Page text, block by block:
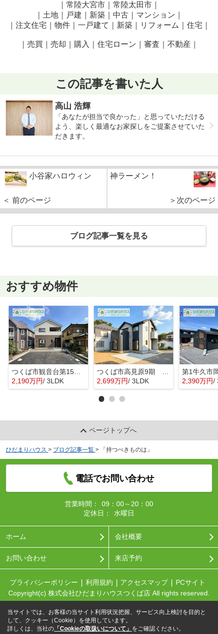
｜常陸大宮市｜常陸太田市｜
｜土地｜戸建｜新築｜中古｜マンション｜
｜注文住宅｜物件｜一戸建て｜新築｜リフォーム｜住宅｜
｜売買｜売却｜購入｜住宅ローン｜審査｜不動産｜
この記事を書いた人
高山 浩輝
「あなたが担当で良かった」と思っていただける
よう、楽しく最適なお家探しをご提案させていた
だきます。
小谷家ハロウィン
＜ 前のページ
神ラーメン！
＞次のページ
ブログ記事一覧を見る
おすすめ物件
つくば市観音台第15 新築戸建
2,190万円/ 3LDK
つくば市高見原9期 新築戸建
2,699万円/ 3LDK 2,390万円/
ページトップへ
ひだまりハウス > ブログ記事一覧 > 「持つべきものは」
電話でお問い合わせ
営業時間：
09：00～20：00
定休日：
水曜日
ホーム 会社概要
お問い合わせ 来店予約
プライバシーポリシー 利用規約 アクセスマップ
PCサイト
Copyright(c) 株式会社ひだまりハウスつくば店 All rights reserved.
当サイトでは、お客様の当サイト利用状況把握、サービス向上検討を目的と
して、クッキー（Cookie）を使用しています。
詳しくは、当社の 「Cookieの取扱いについて」 をご確認ください。